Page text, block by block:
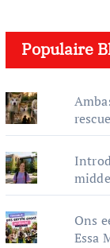
l
Populaire
rescue
Ons
Essa